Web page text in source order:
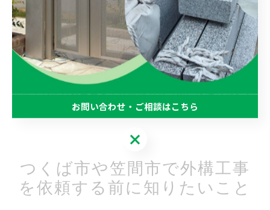
あります。業者のホームページやカタログで写真を確認
し、理想のイメージを固めましょう。
また、施工後のメンテナンス方法や経年変化について
も、実例をもとにアドバイスをもらうと安心です。実際
に施工した方の口コミや体験談も参考に、後悔しないプ
ラン選びを心がけましょう。
つくば市や笠間市で外構工事
を依頼する前に知りたいこと
お問い合わせ・ご相談はこちら
お問い合わせ・ご相談はこちら